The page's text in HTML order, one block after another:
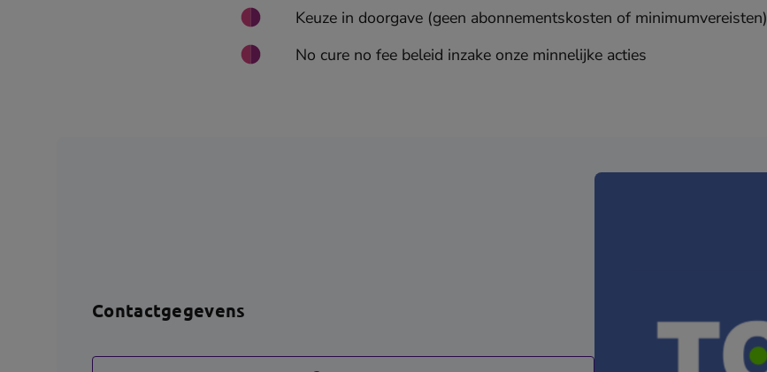
Keuze in doorgave (geen abonnementskosten of minimumvereisten)
No cure no fee beleid inzake onze minnelijke acties
Contactgegevens